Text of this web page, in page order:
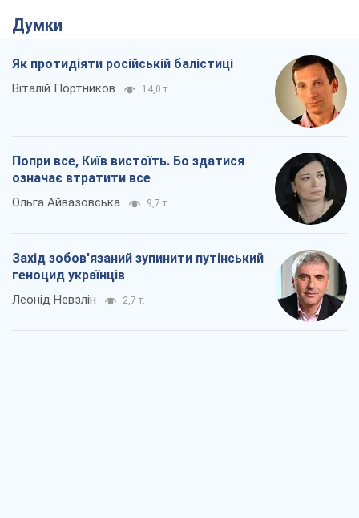
Думки
Як протидіяти російській балістиці
Віталій Портников 14,0 т.
Попри все, Київ вистоїть. Бо здатися
означає втратити все
Ольга Айвазовська 9,7 т.
Захід зобов'язаний зупинити путінський
геноцид українців
Леонід Невзлін 2,7 т.